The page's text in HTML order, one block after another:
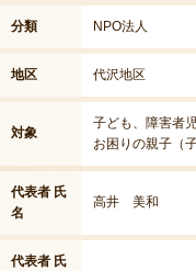
分類 NPO法人
地区 代沢地区
対象
子ども、障害者
お困りの親子（子
代表者 氏
名
高井 美和
代表者 氏